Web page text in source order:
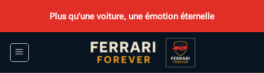
contenu
Plus qu’une voiture, une émotion éternelle